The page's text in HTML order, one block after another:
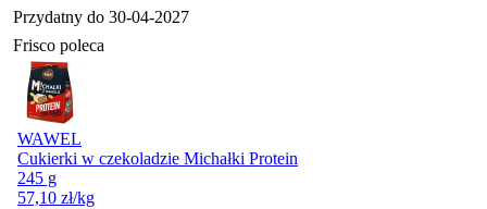
Przydatny do 30-04-2027
Frisco poleca
WAWEL
Cukierki w czekoladzie Michałki Protein
245 g
57,10 zł/kg